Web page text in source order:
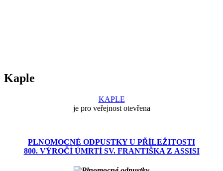
Kaple
KAPLE
je pro veřejnost otevřena
PLNOMOCNÉ ODPUSTKY U PŘÍLEŽITOSTI
800. VÝROČÍ ÚMRTÍ SV. FRANTIŠKA Z ASSISI